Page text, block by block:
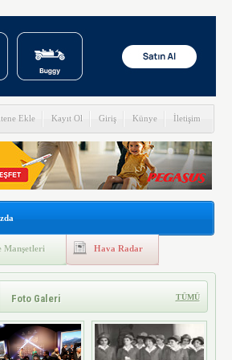
Ekle Kayıt Ol Giriş Künye İletişim
Manşetleri Hava Radar
Foto Galeri TÜMÜ